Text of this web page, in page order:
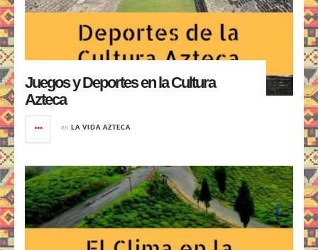
Juegos y Deportes en la Cultura
Azteca
en LA VIDA AZTECA